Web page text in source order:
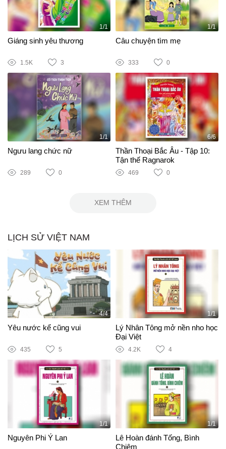
1/1
Giáng sinh yêu thương
1.5K 3
1/1
Câu chuyện tìm mẹ
333 0
1/1
Ngưu lang chức nữ
289 0
6/6
Thần Thoại Bắc Âu - Tập 10:
Tận thế Ragnarok
469 0
XEM THÊM
LỊCH SỬ VIỆT NAM
4/4
Yêu nước kể cũng vui
435 5
1/1
Lý Nhân Tông mở nền nho học
Đại Việt
4.2K 4
1/1
Nguyên Phi Ỷ Lan
1/1
Lê Hoàn đánh Tống, Bình
Chiêm